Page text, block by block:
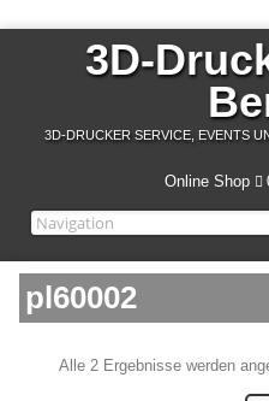
3D-
3D-DRUCKER SERVICE, EVENTS
Online Shop
pl60002
Alle 2 Ergebnisse werden